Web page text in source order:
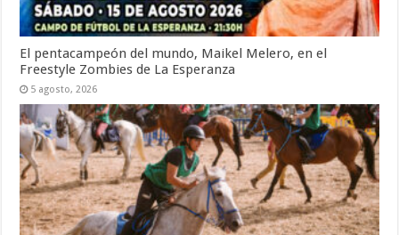
El pentacampeón del mundo, Maikel Melero, en el
Freestyle Zombies de La Esperanza
5 agosto, 2026